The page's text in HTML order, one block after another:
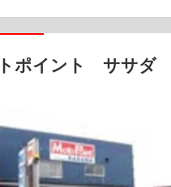
ポイント ササダ